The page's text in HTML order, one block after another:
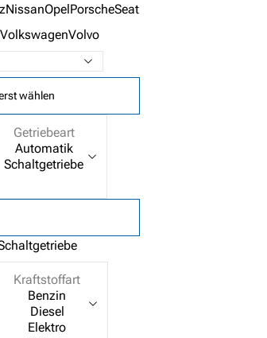
NissanOpel PorscheSeat
VolkswagenVolvo
wählen